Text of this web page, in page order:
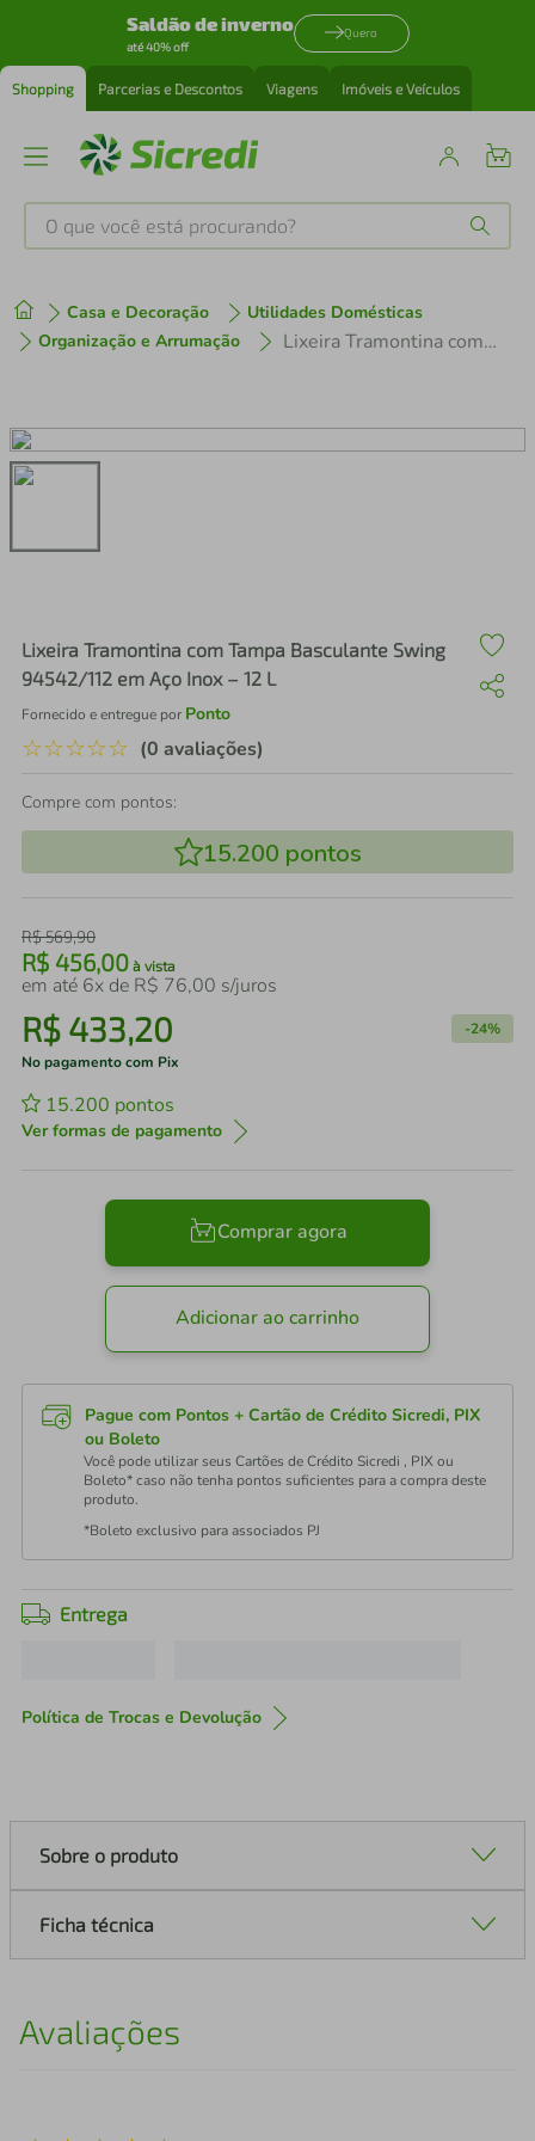
Saldão de inverno
até 40% off
Quero
Shopping Parcerias e Descontos Viagens Imóveis e Veículos
O que você está procurando?
Casa e Decoração
Utilidades Domésticas
Organização e Arrumação
Lixeira Tramontina com Tampa Basculante Swing 94542/112 em Aço Inox – 12 L
Lixeira Tramontina com Tampa Basculante Swing
94542/112 em Aço Inox – 12 L
Fornecido e entregue por Ponto
☆☆☆☆☆ (0 avaliações)
Compre com pontos:
15.200 pontos
R$569,90
R$ 456,00 à vista
em até 6x de R$ 76,00 s/juros
R$ 433,20 -24%
No pagamento com Pix
15.200 pontos
Ver formas de pagamento
Comprar agora
Adicionar ao carrinho
Pague com Pontos + Cartão de Crédito Sicredi, PIX
ou Boleto
Você pode utilizar seus Cartões de Crédito Sicredi , PIX ou
Boleto* caso não tenha pontos suficientes para a compra deste
produto.
*Boleto exclusivo para associados PJ
Entrega
Política de Trocas e Devolução
Sobre o produto
Ficha técnica
Avaliações
1º tenis
3º